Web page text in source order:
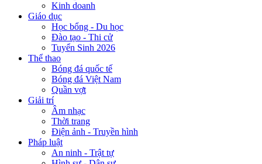
Kinh doanh
Giáo dục
Học bổng - Du học
Đào tạo - Thi cử
Tuyển Sinh 2026
Thể thao
Bóng đá quốc tế
Bóng đá Việt Nam
Quần vợt
Giải trí
Âm nhạc
Thời trang
Điện ảnh - Truyền hình
Pháp luật
An ninh - Trật tự